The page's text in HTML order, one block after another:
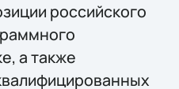
российского
а также